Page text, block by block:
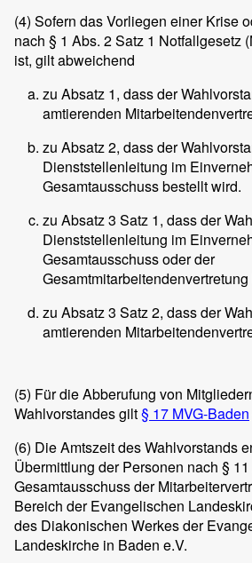
(4) Sofern das Vorliegen einer Krise
nach § 1 Abs. 2 Satz 1 Notfallgesetz
ist, gilt abweichend
zu Absatz 1, dass der
amtierenden
zu Absatz 2, dass der
Dienststellenleitung im
Gesamtausschuss bestellt wird.
zu Absatz 3 Satz 1, dass der
Dienststellenleitung im
Gesamtausschuss oder der
zu Absatz 3 Satz 2, dass der
amtierenden
(5) Für die Abberufung von
Wahlvorstandes gilt§ 17 MVG-Baden
(6) Die Amtszeit des Wahlvorstands
Übermittlung der Personen nach §
Gesamtausschuss der
Bereich der Evangelischen
des Diakonischen Werkes der
Landeskirche in Baden e.V.